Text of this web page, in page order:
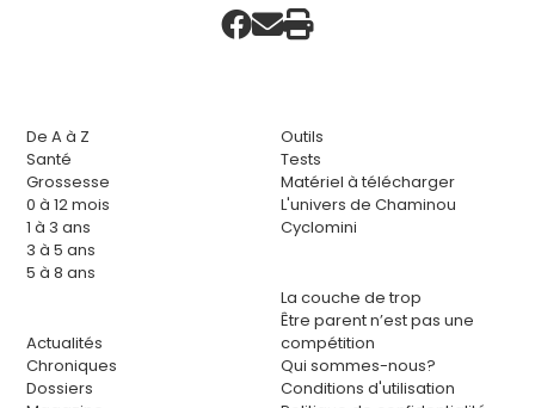
De A à Z
Santé
Grossesse
0 à 12 mois
1 à 3 ans
3 à 5 ans
5 à 8 ans
Actualités
Chroniques
Dossiers
Outils
Tests
Matériel à télécharger
L'univers de Chaminou
Cyclomini
La couche de trop
Être parent n’est pas une
compétition
Qui sommes-nous?
Conditions d'utilisation